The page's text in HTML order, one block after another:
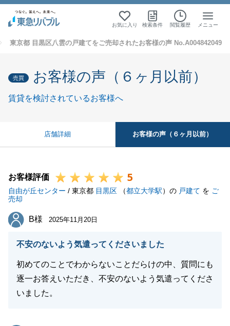
お気に入り 検索条件 閲覧履歴 メニュー
東京都 目黒区八雲の戸建てをご売却されたお客様の声 No.A004842049
売買 お客様の声（６ヶ月以前）
賃貸を検討されているお客様へ
店舗詳細 お客様の声（６ヶ月以前）
お客様評価 5
自由が丘センター / 東京都 目黒区 （都立大学駅）の 戸建て を ご
売却
B様
B様 2025年11月20日
不安のないよう気遣ってくださいました
初めてのことでわからないことだらけの中、質問にも
逐一お答えいただき、不安のないよう気遣ってくださ
いました。